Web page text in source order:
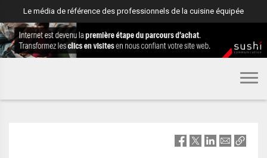
Le média de référence des professionnels de la cuisine équipée